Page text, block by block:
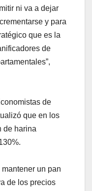
ni va a dejar
y para
que es la
de
de
que en los
de harina
un pan
de los precios